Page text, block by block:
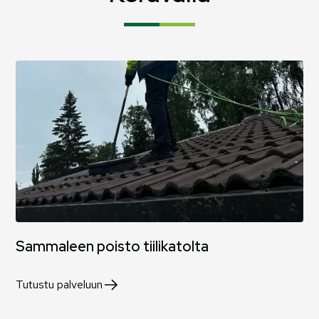
Sammaleen poisto tiilikatolta
Tutustu palveluun